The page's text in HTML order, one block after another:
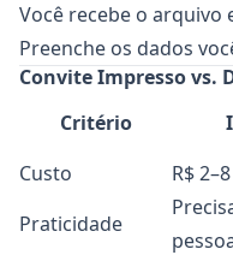
Você recebe o arquivo
Preenche os dados
Convite Impresso vs.
Critério
Custo
R$
Praticidade